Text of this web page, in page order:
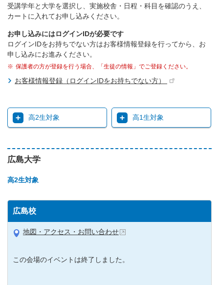
受講学年と大学を選択し、実施校舎・日程・科目を確認のうえ、
カートに入れてお申し込みください。
お申し込みにはログインIDが必要です
ログインIDをお持ちでない方はお客様情報登録を行ってから、お
申し込みにお進みください。
保護者の方が登録を行う場合、「生徒の情報」でご登録ください。
お客様情報登録（ログインIDをお持ちでない方）
高2生対象 高1生対象
広島大学
高2生対象
広島校
地図・アクセス・お問い合わせ
この会場のイベントは終了しました。